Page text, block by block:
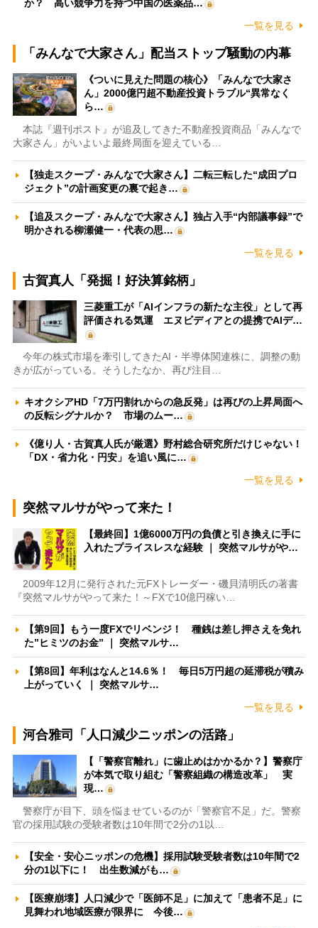
か？ 高い競争力を持つ中国の医薬品…
一覧を見る
「みんなで大家さん」配当ストップ騒動の内幕
《ついに見えた問題の核心》「みんなで大家さ
ん」2000億円超不動産投資トラブル“異常なく
ら…
本誌『週刊ポスト』が追及してきた不動産投資商品「みんなで
大家さん」がいよいよ最終局面を迎えている…
【独走スクープ・みんなで大家さん】二転三転した“成田プロ
ジェクト”の計画変更の裏で起き…
【追及スクープ・みんなで大家さん】独占入手“内部議事録”で
明かされる柳瀬健一・代表の思…
一覧を見る
古賀真人「発掘！好決算銘柄」
三菱重工が「AIインフラの新たな主役」として再
評価される気運 エヌビディアとの提携でAIデ…
今年の株式市場を牽引してきたAI・半導体関連株に、調整の動
きが広がっている。そうしたなか、再び注目…
キオクシアHD「7万円割れからの急反発」は再びの上昇局面へ
の反転シグナルか？ 市場のムー…
《億り人・古賀真人氏が厳選》野村総合研究所だけじゃない！
「DX・省力化・円安」を追い風に…
一覧を見る
突然マルサがやって来た！
【最終回】1億6000万円の負債と引き換えに手に
入れたプライスレスな経験 ｜ 突然マルサがや…
2009年12月に発行された元FXトレーダー・磯貝清明氏の著書
『突然マルサがやって来た！～FXで10億円稼い…
【第9回】もう一度FXでリベンジ！ 種銭は差し押さえを免れ
た”ヒミツのお金” ｜ 突然マルサ…
【第8回】年利はなんと14.6％！ 毎日5万円超の延滞税が積み
上がっていく ｜ 突然マルサ…
一覧を見る
河合雅司「人口減少ニッポンの活路」
【「警察官離れ」に歯止めはかかるか？】警察庁
が本気で取り組む「警察組織の構造改革」 実
現…
警察庁が目下、頭を悩ませているのが「警察官不足」だ。警察
官の採用試験の受験者数は10年間で2分の1以…
【安全・安心ニッポンの危機】採用試験受験者数は10年間で2
分の1以下に！ 出生数減がも…
【医療崩壊】人口減少で「医師不足」に加えて「患者不足」に
見舞われ地域医療が限界に 今後…